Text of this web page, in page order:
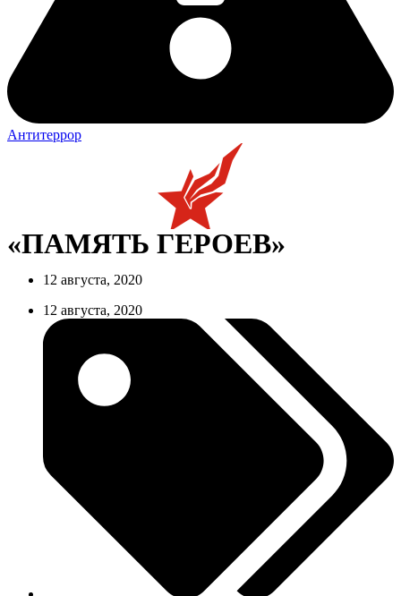
Антитеррор
«ПАМЯТЬ ГЕРОЕВ»
12 августа, 2020
12 августа, 2020